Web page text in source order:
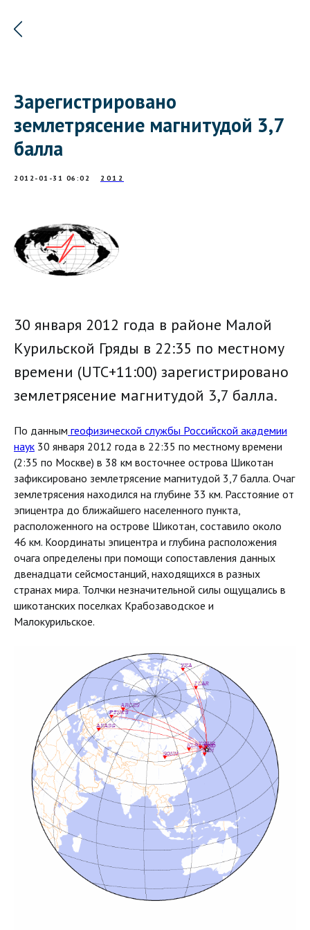
Зарегистрировано
землетрясение магнитудой 3,7
балла
2012-01-31 06:02 2012
30 января 2012 года в районе Малой
Курильской Гряды в 22:35 по местному
времени (UTC+11:00) зарегистрировано
землетрясение магнитудой 3,7 балла.
По данным геофизической службы Российской академии
наук 30 января 2012 года в 22:35 по местному времени
(2:35 по Москве) в 38 км восточнее острова Шикотан
зафиксировано землетрясение магнитудой 3,7 балла. Очаг
землетрясения находился на глубине 33 км. Расстояние от
эпицентра до ближайшего населенного пункта,
расположенного на острове Шикотан, составило около
46 км. Координаты эпицентра и глубина расположения
очага определены при помощи сопоставления данных
двенадцати сейсмостанций, находящихся в разных
странах мира. Толчки незначительной силы ощущались в
шикотанских поселках Крабозаводское и
Малокурильское.